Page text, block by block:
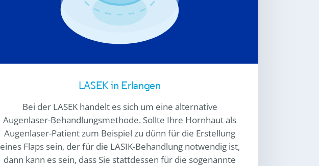
LASEK in Erlangen
Bei der LASEK handelt es sich um eine alternative
Augenlaser-Behandlungsmethode. Sollte Ihre Hornhaut als
Augenlaser-Patient zum Beispiel zu dünn für die Erstellung
eines Flaps sein, der für die LASIK-Behandlung notwendig ist,
dann kann es sein, dass Sie stattdessen für die sogenannte